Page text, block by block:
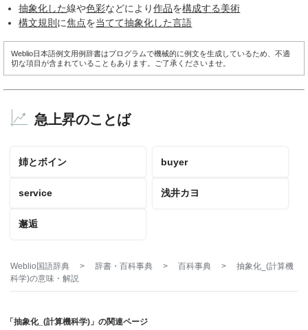
抽象化した線や色彩などにより作品を構成する美術
構文規則 に焦点を当てて抽象化した言語
Weblio日本語例文用例辞書はプログラムで機械的に例文を生成しているため、不適
切な項目が含まれていることもあります。ご了承くださいませ。
急上昇のことば
姉とボイン buyer
service 浅井カヨ
邂逅
Weblio国語辞典 > 辞書・百科事典 > 百科事典 >
抽象化_(計算機
科学)の意味・解説
「抽象化_(計算機科学)」の関連ページ